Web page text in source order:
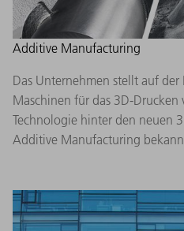
Additive Manufacturing
Das Unternehmen stellt auf der
Maschinen für das 3D-
Technologie hinter den neuen
Additive Manufacturing